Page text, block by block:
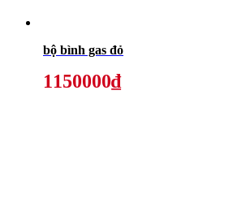
bộ bình gas đỏ
1150000₫